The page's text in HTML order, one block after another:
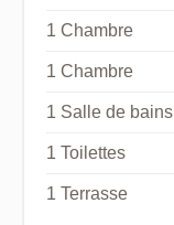
1 Chambre
1 Chambre
1 Salle de bains
1 Toilettes
1 Terrasse